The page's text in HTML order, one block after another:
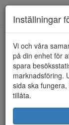
HEM INBLU
Inställningar
Vi och våra
på din enhet för
spara
marknadsföring.
sida ska
tillåta.